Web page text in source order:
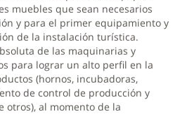
muebles que sean necesarios
y para el primer equipamiento y
de la instalación turística.
de las maquinarias y
para lograr un alto perfil en la
(hornos, incubadoras,
de control de producción y
otros), al momento de la